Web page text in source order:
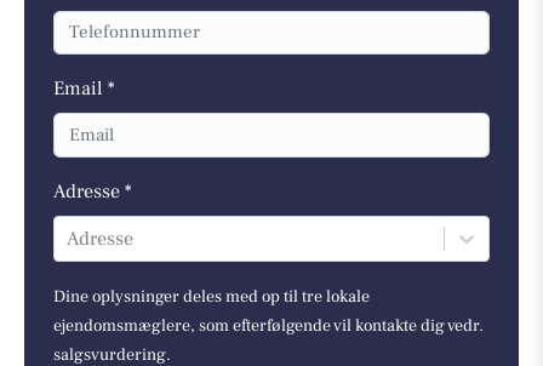
Email *
Adresse *
Adresse
Dine oplysninger deles med op til tre lokale
ejendomsmæglere, som efterfølgende vil kontakte dig vedr.
salgsvurdering.